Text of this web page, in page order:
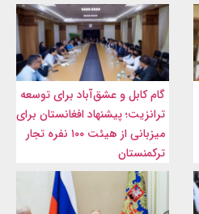
گام کابل و عشق‌آباد برای توسعه
ترانزیت؛ پیشنهاد افغانستان برای
میزبانی از هیئت ۱۰۰ نفره تجار
ترکمنستان